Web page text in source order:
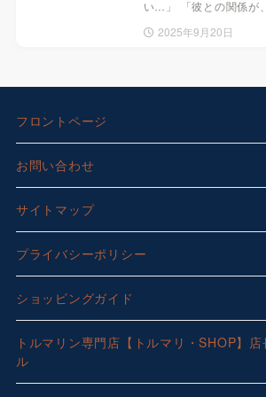
い…」 「彼との関係が
2025年9月20日
フロントページ
お問い合わせ
サイトマップ
プライバシーポリシー
ショッピングガイド
トルマリン専門店【トルマリ・SHOP】
ル